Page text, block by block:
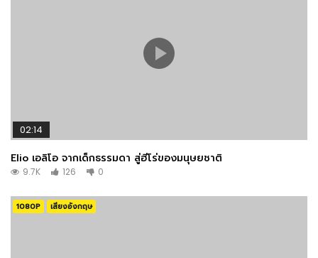
02:14
Elio เอลิโอ จากเด็กธรรมดา สู่ฮีโร่ของมนุษยชาติ
9.7K 126 0
1080P เสียงอังกฤษ